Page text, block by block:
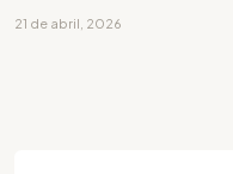
21 de abril, 2026